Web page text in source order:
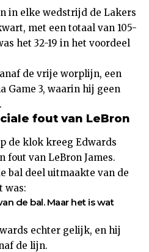
in elke wedstrijd de Lakers
met een totaal van 105-
het 32-19 in het voordeel
de vrije worplijn, een
Game 3, waarin hij geen
fout van LeBron
de klok kreeg Edwards
fout van LeBron James.
bal deel uitmaakte van de
was:
de bal. Maar het is wat
echter gelijk, en hij
de lijn.